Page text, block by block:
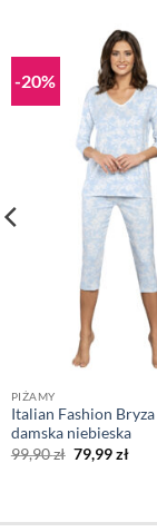
-20%
PIŻAMY
Italian Fashion
damska niebieska
99,90zł Pierwotna
cena
79,99zł